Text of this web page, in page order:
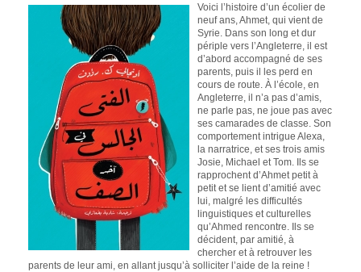
Voici l’histoire d’un écolier de
neuf ans, Ahmet, qui vient de
Syrie. Dans son long et dur
périple vers l’Angleterre, il est
d’abord accompagné de ses
parents, puis il les perd en
cours de route. À l’école, en
Angleterre, il n’a pas d’amis,
ne parle pas, ne joue pas avec
ses camarades de classe. Son
comportement intrigue Alexa,
la narratrice, et ses trois amis
Josie, Michael et Tom. Ils se
rapprochent d’Ahmet petit à
petit et se lient d’amitié avec
lui, malgré les difficultés
linguistiques et culturelles
qu’Ahmed rencontre. Ils se
décident, par amitié, à
chercher et à retrouver les
parents de leur ami, en allant jusqu’à solliciter l’aide de la reine !